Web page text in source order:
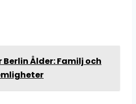
Berlin Ålder: Familj och